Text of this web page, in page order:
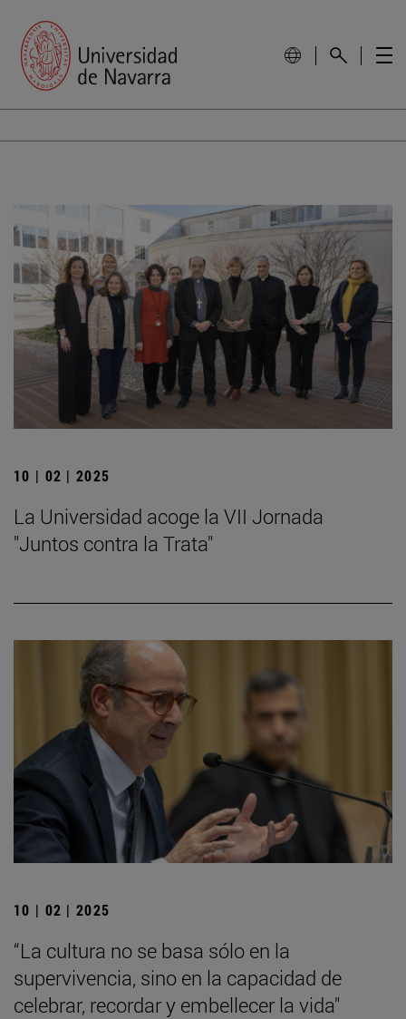
10 | 02 | 2025
La Universidad acoge la VII Jornada
"Juntos contra la Trata"
10 | 02 | 2025
“La cultura no se basa sólo en la
supervivencia, sino en la capacidad de
celebrar, recordar y embellecer la vida"